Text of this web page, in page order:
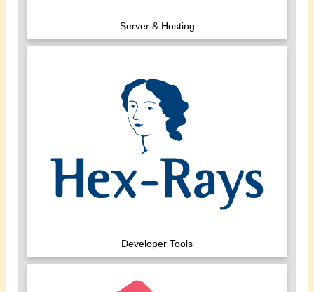
Server & Hosting
Developer Tools